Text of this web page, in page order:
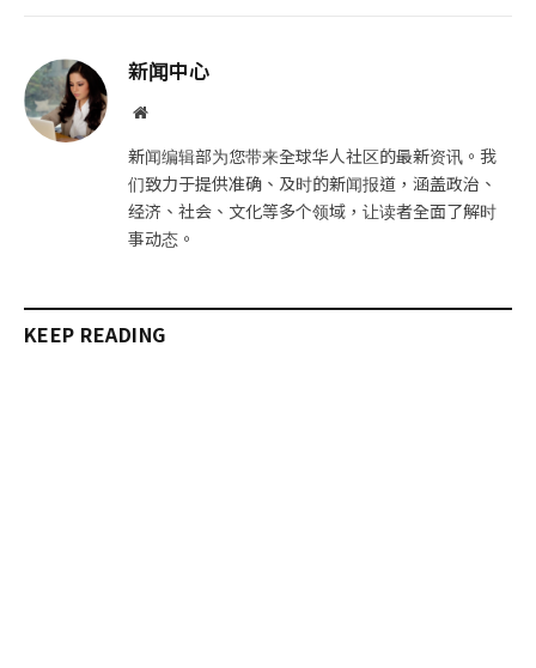
新闻中心
网
新闻编辑部为您带来全球华人社区的最新资讯。我
们致力于提供准确、及时的新闻报道，涵盖政治、
经济、社会、文化等多个领域，让读者全面了解时
事动态。
KEEP READING